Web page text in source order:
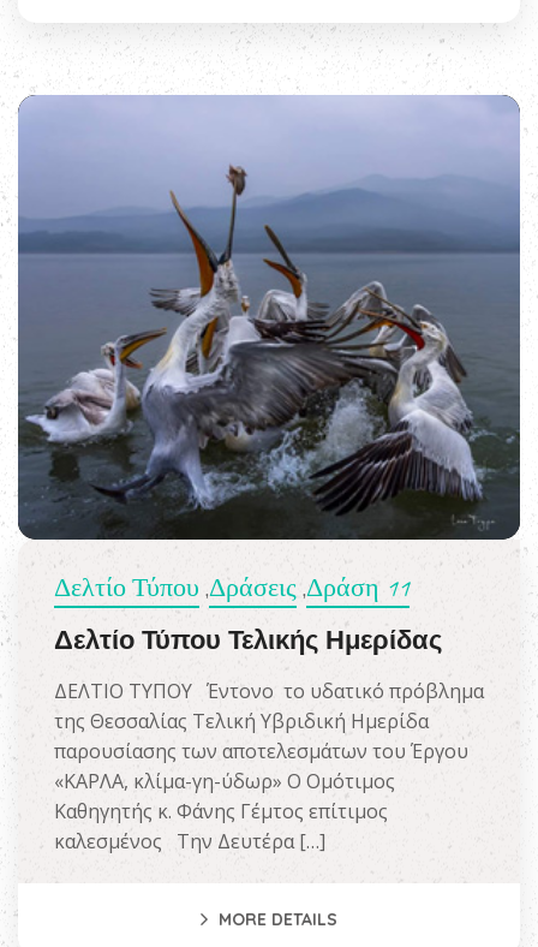
Δελτίο Τύπου ,Δράσεις ,Δράση 11
Δελτίο Τύπου Τελικής Ημερίδας
ΔΕΛΤΙΟ ΤΥΠΟΥ Έντονο το υδατικό πρόβλημα
της Θεσσαλίας Τελική Υβριδική Ημερίδα
παρουσίασης των αποτελεσμάτων του Έργου
«ΚΑΡΛΑ, κλίμα-γη-ύδωρ» Ο Ομότιμος
Καθηγητής κ. Φάνης Γέμτος επίτιμος
καλεσμένος Την Δευτέρα […]
MORE DETAILS